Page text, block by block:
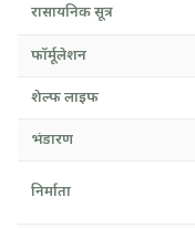
रासायनिक सूत्र
फॉर्मूलेशन
शेल्फ लाइफ
भंडारण
निर्माता